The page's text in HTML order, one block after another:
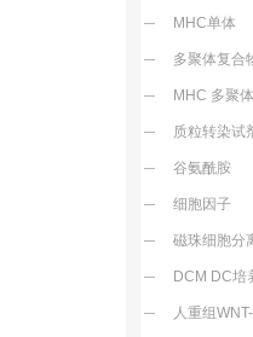
MHC单体
多聚体复合
MHC 多聚
质粒转染试
谷氨酰胺
细胞因子
磁珠细胞分
DCM DC培
人重组